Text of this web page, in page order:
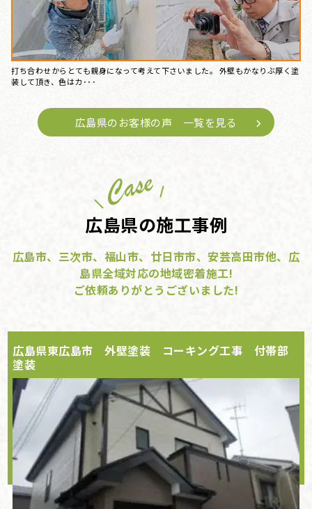
打ち合わせからとても親身になって考えて下さいました。 外壁もかなりぶ厚く塗
装して頂き、色はカ･･･
広島県のお客様の声 一覧を見る
広島県の施工事例
広島市、三次市、福山市、廿日市市、安芸高田市他、広
島県全域対応の地域密着施工!
ご依頼ありがとうございました!
広島県東広島市 外壁塗装 コーキング工事 付帯部
塗装